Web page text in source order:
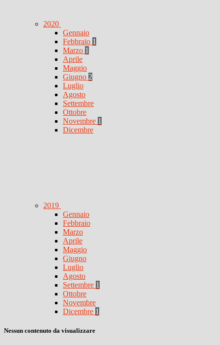
2020
Gennaio
Febbraio 1
Marzo 1
Aprile
Maggio
Giugno 2
Luglio
Agosto
Settembre
Ottobre
Novembre 1
Dicembre
2019
Gennaio
Febbraio
Marzo
Aprile
Maggio
Giugno
Luglio
Agosto
Settembre 1
Ottobre
Novembre
Dicembre 1
Nessun contenuto da visualizzare